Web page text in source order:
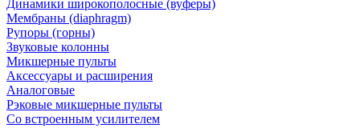
Динамики широкополосные (вуферы)
Мембраны (diaphragm)
Рупоры (горны)
Звуковые колонны
Микшерные пульты
Аксессуары и расширения
Аналоговые
Рэковые микшерные пульты
Со встроенным усилителем